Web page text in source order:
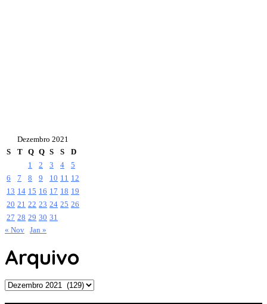
Dezembro 2021
S
T Q Q S S
D
1
2 3 4
5
6
7 8 9 10 11 12
13 14 15 16 17 18 19
20 21 22 23 24 25 26
27 28 29 30 31
« Nov Jan »
Arquivo
Arquivo